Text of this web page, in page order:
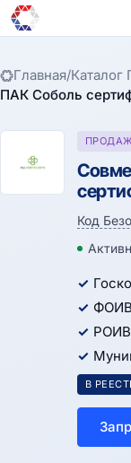
Главная/Каталог
ПАК Соболь
Код
В